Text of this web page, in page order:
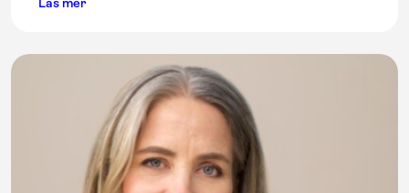
Läs mer